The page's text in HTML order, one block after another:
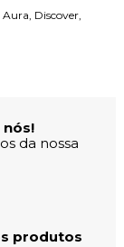
Discover,
da nossa
produtos